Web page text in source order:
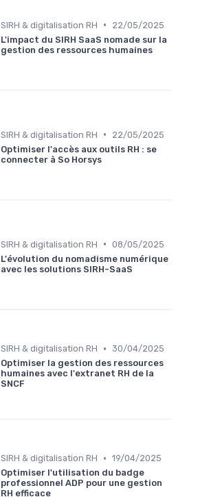
SIRH & digitalisation RH •
22/05/2025
L'impact du SIRH SaaS nomade sur la
gestion des ressources humaines
SIRH & digitalisation RH •
22/05/2025
Optimiser l'accès aux outils RH : se
connecter à So Horsys
SIRH & digitalisation RH • 08/05/2025
L'évolution du nomadisme numérique
avec les solutions SIRH-SaaS
SIRH & digitalisation RH • 30/04/2025
Optimiser la gestion des ressources
humaines avec l'extranet RH de la
SNCF
SIRH & digitalisation RH • 19/04/2025
Optimiser l'utilisation du badge
professionnel ADP pour une gestion
RH efficace